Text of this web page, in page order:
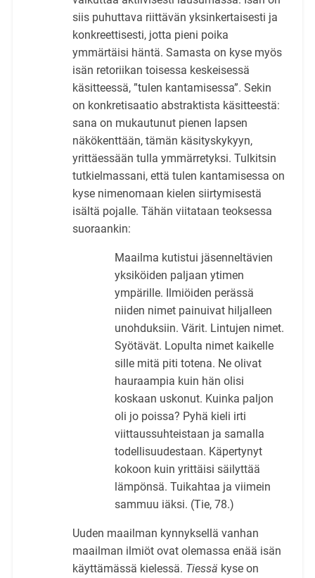
siis puhuttava riittävän yksinkertaisesti ja
konkreettisesti, jotta pieni poika
ymmärtäisi häntä. Samasta on kyse myös
isän retoriikan toisessa keskeisessä
käsitteessä, ”tulen kantamisessa”. Sekin
on konkretisaatio abstraktista käsitteestä:
sana on mukautunut pienen lapsen
näkökenttään, tämän käsityskykyyn,
yrittäessään tulla ymmärretyksi. Tulkitsin
tutkielmassani, että tulen kantamisessa on
kyse nimenomaan kielen siirtymisestä
isältä pojalle. Tähän viitataan teoksessa
suoraankin:
Maailma kutistui jäsenneltävien
yksiköiden paljaan ytimen
ympärille. Ilmiöiden perässä
niiden nimet painuivat hiljalleen
unohduksiin. Värit. Lintujen nimet.
Syötävät. Lopulta nimet kaikelle
sille mitä piti totena. Ne olivat
hauraampia kuin hän olisi
koskaan uskonut. Kuinka paljon
oli jo poissa? Pyhä kieli irti
viittaussuhteistaan ja samalla
todellisuudestaan. Käpertynyt
kokoon kuin yrittäisi säilyttää
lämpönsä. Tuikahtaa ja viimein
sammuu iäksi. (Tie, 78.)
Uuden maailman kynnyksellä vanhan
maailman ilmiöt ovat olemassa enää isän
käyttämässä kielessä. Tiessä kyse on